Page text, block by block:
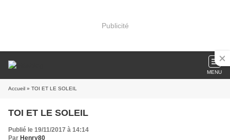
Publicité
MENU
Accueil » TOI ET LE SOLEIL
TOI ET LE SOLEIL
Publié le 19/11/2017 à 14:14
Par Henry80